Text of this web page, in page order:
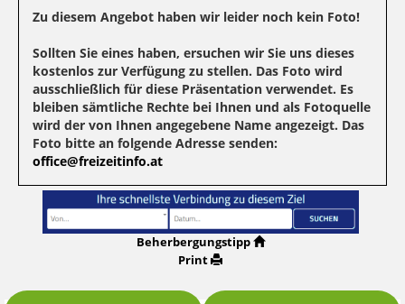
Zu diesem Angebot haben wir leider noch kein Foto!
Sollten Sie eines haben, ersuchen wir Sie uns dieses
kostenlos zur Verfügung zu stellen. Das Foto wird
ausschließlich für diese Präsentation verwendet. Es
bleiben sämtliche Rechte bei Ihnen und als Fotoquelle
wird der von Ihnen angegebene Name angezeigt. Das
Foto bitte an folgende Adresse senden:
office@freizeitinfo.at
Beherbergungstipp
Print